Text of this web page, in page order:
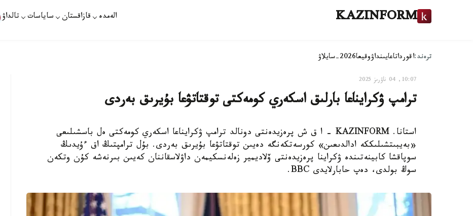
KAZINFORM الەمدە قازاقستان ساياسات تالداۋ
ترەند:اقورداتاعايىنداۋوقيعا2026-سايلاۋ
10:07, 04 ناۋرىز 2025
ترامپ ۋكرايناعا بارلىق اسكەري كومەكتى توقتاتۋعا بۇيرىق بەردى
استانا. KAZINFORM - ا ق ش پرەزيدەنتى دونالد ترامپ ۋكرايناعا اسكەري كومەكتى ەل باسشىلىعى
«بەيبىتشىلىككە ادالدىعىن» كورسەتكەنگە دەيىن توقتاتۋعا بۇيرىق بەردى. بۇل ترامپتىڭ اق ءۇيدىڭ
سوپاقشا كابينەتىندە ۋكراينا پرەزيدەنتى ۆلاديمير زەلەنسكيمەن داۋلاسقاننان كەيىن بىرنەشە كۇن وتكەن
سوڭ بولدى، دەپ حابارلايدى BBC.